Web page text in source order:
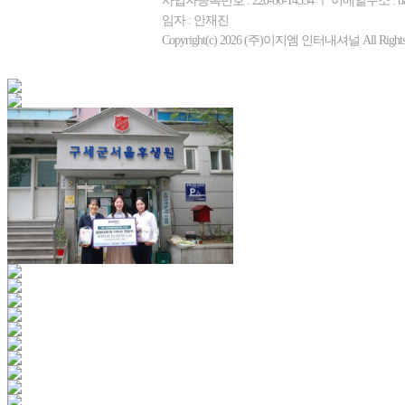
임자 : 안재진
Copyright(c) 2026 (주)이지엠 인터내셔널 All Rights